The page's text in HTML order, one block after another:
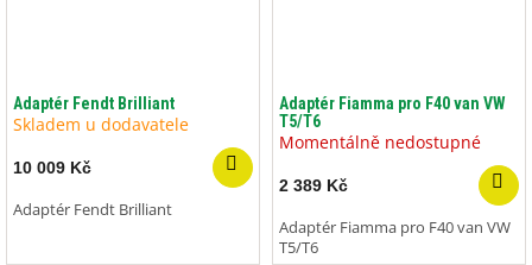
Adaptér Fendt Brilliant
Skladem u dodavatele
10 009 Kč
Adaptér Fendt Brilliant
Adaptér Fiamma pro F40 van VW
T5/T6
Momentálně nedostupné
2 389 Kč
Adaptér Fiamma pro F40 van VW
T5/T6